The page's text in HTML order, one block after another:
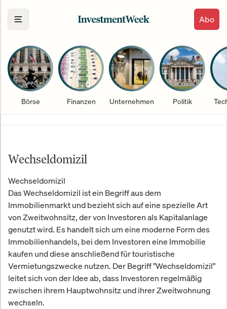
Abo
Börse Finanzen Unternehmen Politik
Wechseldomizil
Wechseldomizil
Das Wechseldomizil ist ein Begriff aus dem
Immobilienmarkt und bezieht sich auf eine spezielle Art
von Zweitwohnsitz, der von Investoren als Kapitalanlage
genutzt wird. Es handelt sich um eine moderne Form des
Immobilienhandels, bei dem Investoren eine Immobilie
kaufen und diese anschließend für touristische
Vermietungszwecke nutzen. Der Begriff "Wechseldomizil"
leitet sich von der Idee ab, dass Investoren regelmäßig
zwischen ihrem Hauptwohnsitz und ihrer Zweitwohnung
wechseln.